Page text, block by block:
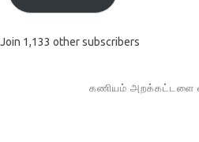
Join 1,133 other subscribers
கணியம் அறக்கட்டளை